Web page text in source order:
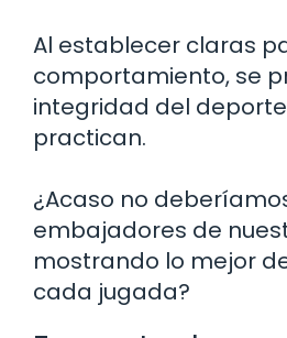
Al establecer claras
comportamiento, se
integridad del
practican.
¿Acaso no
embajadores de
mostrando lo mejor
cada jugada?